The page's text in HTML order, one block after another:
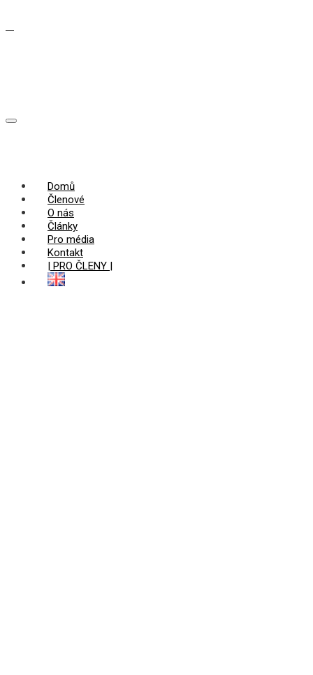
Domů
Členové
O nás
Články
Pro média
Kontakt
| PRO ČLENY |